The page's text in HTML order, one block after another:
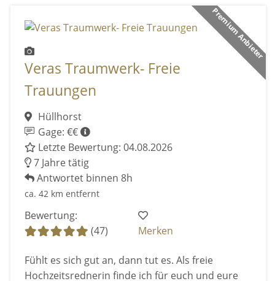
Premium Anbieter
Veras Traumwerk- Freie
Trauungen
Hüllhorst
Gage: €€
Letzte Bewertung: 04.08.2026
7 Jahre tätig
Antwortet binnen 8h
ca. 42 km entfernt
Bewertung:
(47)
Merken
Fühlt es sich gut an, dann tut es. Als freie
Hochzeitsrednerin finde ich für euch und eure